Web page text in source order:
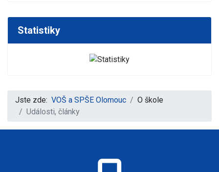
Statistiky
Jste zde: VOŠ a SPŠE Olomouc
O škole
Události, články